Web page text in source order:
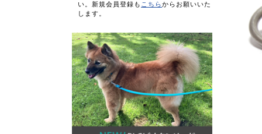
い。新規会員登録も こちらからお願いいた
します。